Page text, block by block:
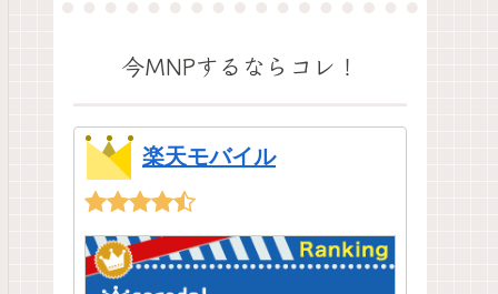
今MNPするならコレ！
楽天モバイル